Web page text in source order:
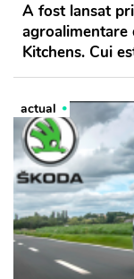
A fost lansat
agroalimentare
Kitchens. Cui
actual